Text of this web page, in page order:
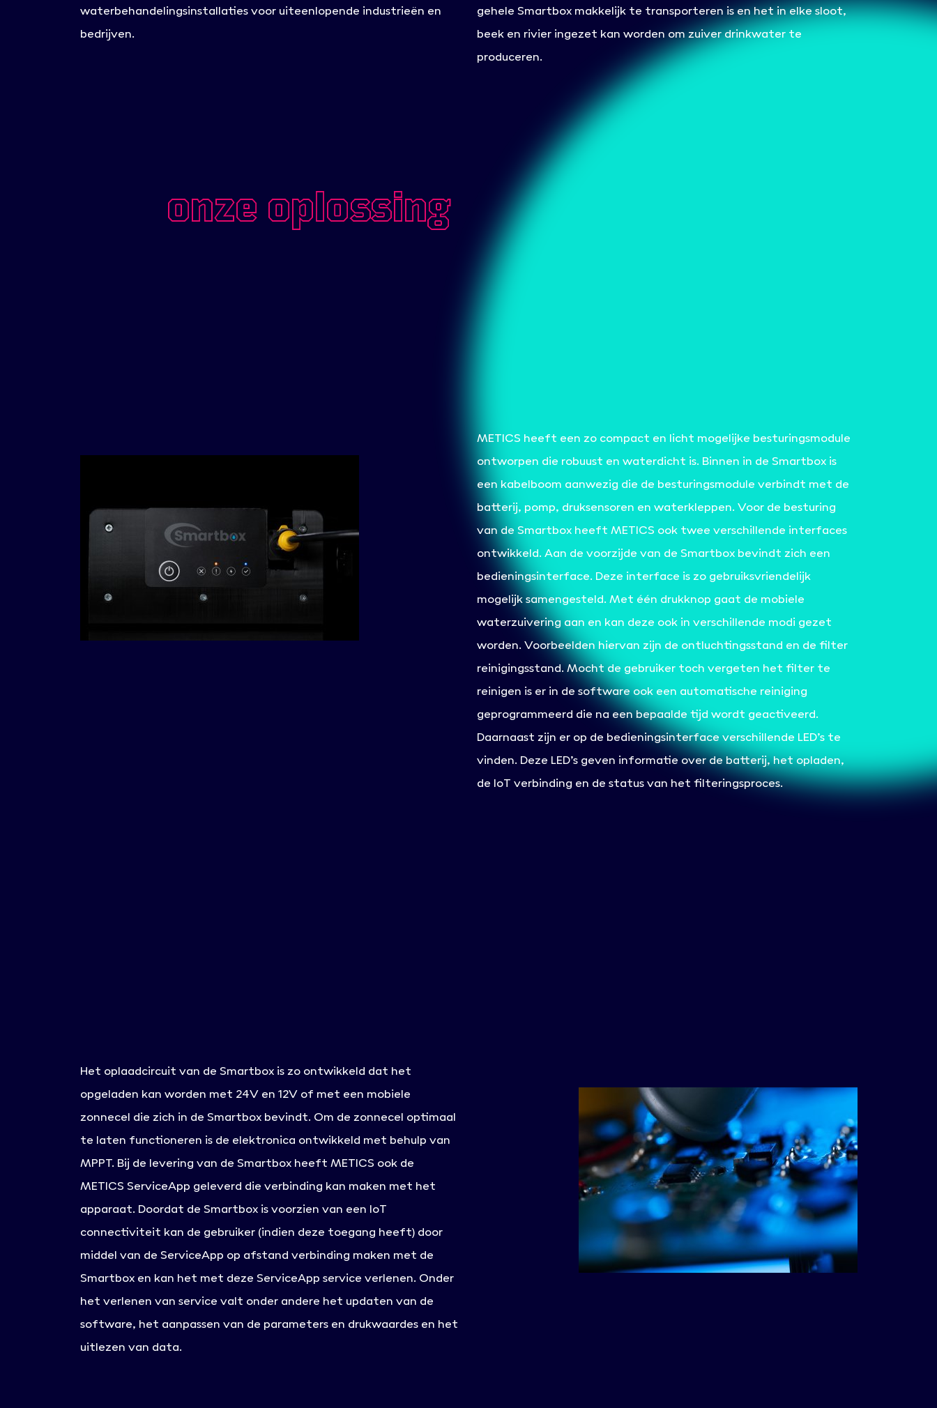
waterbehandelingsinstallaties voor uiteenlopende industrieën en
bedrijven.
gehele Smartbox makkelijk te transporteren is en het in elke sloot,
beek en rivier ingezet kan worden om zuiver drinkwater te
produceren.
onze oplossing
METICS heeft een zo compact en licht mogelijke besturingsmodule
ontworpen die robuust en waterdicht is. Binnen in de Smartbox is
een kabelboom aanwezig die de besturingsmodule verbindt met de
batterij, pomp, druksensoren en waterkleppen. Voor de besturing
van de Smartbox heeft METICS ook twee verschillende interfaces
ontwikkeld. Aan de voorzijde van de Smartbox bevindt zich een
bedieningsinterface. Deze interface is zo gebruiksvriendelijk
mogelijk samengesteld. Met één drukknop gaat de mobiele
waterzuivering aan en kan deze ook in verschillende modi gezet
worden. Voorbeelden hiervan zijn de ontluchtingsstand en de filter
reinigingsstand. Mocht de gebruiker toch vergeten het filter te
reinigen is er in de software ook een automatische reiniging
geprogrammeerd die na een bepaalde tijd wordt geactiveerd.
Daarnaast zijn er op de bedieningsinterface verschillende LED’s te
vinden. Deze LED’s geven informatie over de batterij, het opladen,
de IoT verbinding en de status van het filteringsproces.
Het oplaadcircuit van de Smartbox is zo ontwikkeld dat het
opgeladen kan worden met 24V en 12V of met een mobiele
zonnecel die zich in de Smartbox bevindt. Om de zonnecel optimaal
te laten functioneren is de elektronica ontwikkeld met behulp van
MPPT. Bij de levering van de Smartbox heeft METICS ook de
METICS ServiceApp geleverd die verbinding kan maken met het
apparaat. Doordat de Smartbox is voorzien van een IoT
connectiviteit kan de gebruiker (indien deze toegang heeft) door
middel van de ServiceApp op afstand verbinding maken met de
Smartbox en kan het met deze ServiceApp service verlenen. Onder
het verlenen van service valt onder andere het updaten van de
software, het aanpassen van de parameters en drukwaardes en het
uitlezen van data.